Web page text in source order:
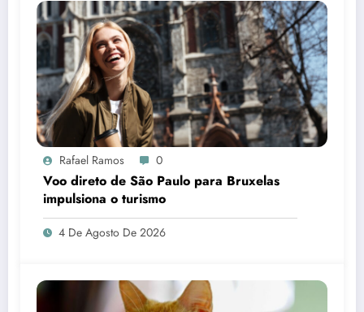
Rafael Ramos 0
Voo direto de São Paulo para Bruxelas
impulsiona o turismo
4 De Agosto De 2026